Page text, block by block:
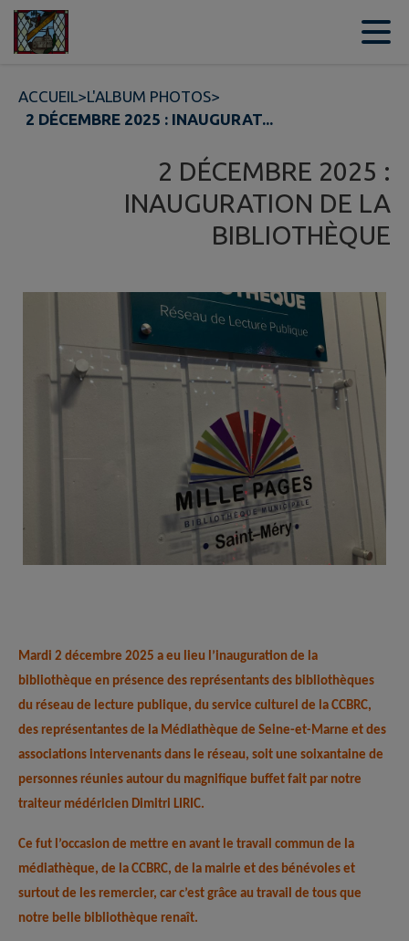
Contenu
ACCUEIL>L'ALBUM PHOTOS>
2 DÉCEMBRE 2025 : INAUGURAT...
2 DÉCEMBRE 2025 :
INAUGURATION DE LA
BIBLIOTHÈQUE
Mardi 2 décembre 2025 a eu lieu l’inauguration de la
bibliothèque en présence des représentants des bibliothèques
du réseau de lecture publique, du service culturel de la CCBRC,
des représentantes de la Médiathèque de Seine-et-Marne et des
associations intervenants dans le réseau, soit une soixantaine de
personnes réunies autour du magnifique buffet fait par notre
traiteur médéricien Dimitri LIRIC.
Ce fut l’occasion de mettre en avant le travail commun de la
médiathèque, de la CCBRC, de la mairie et des bénévoles et
surtout de les remercier, car c’est grâce au travail de tous que
notre belle bibliothèque renaît.